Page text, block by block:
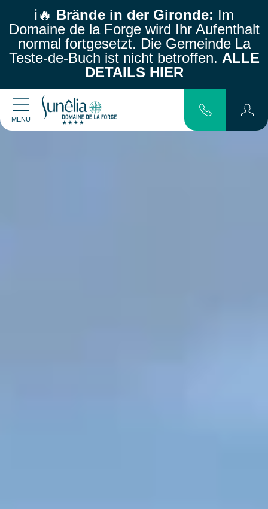
ℹ️🔥 Brände in der Gironde: Im
Domaine de la Forge wird Ihr Aufenthalt
normal fortgesetzt. Die Gemeinde La
Teste-de-Buch ist nicht betroffen. ALLE
DETAILS HIER
MENÜ